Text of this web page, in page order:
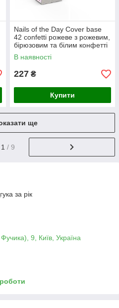
Nails of the Day Cover basе
42 confetti рожеве з рожевим,
бірюзовим та білим конфетті
база для нігтів, 10 мл
В наявності
227 ₴
Купити
ще
1 / 9
за рік
9, Київ, Україна